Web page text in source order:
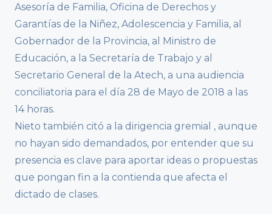
Asesoría de Familia, Oficina de Derechos y
Garantías de la Niñez, Adolescencia y Familia, al
Gobernador de la Provincia, al Ministro de
Educación, a la Secretaría de Trabajo y al
Secretario General de la Atech, a una audiencia
conciliatoria para el día 28 de Mayo de 2018 a las
14 horas.
Nieto también citó a la dirigencia gremial , aunque
no hayan sido demandados, por entender que su
presencia es clave para aportar ideas o propuestas
que pongan fin a la contienda que afecta el
dictado de clases.